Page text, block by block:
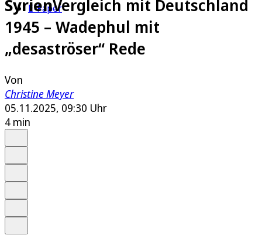
E-Paper
SyrienVergleich mit Deutschland
1945 – Wadephul mit
„desaströser“ Rede
Von
Christine Meyer
05.11.2025, 09:30 Uhr
4 min